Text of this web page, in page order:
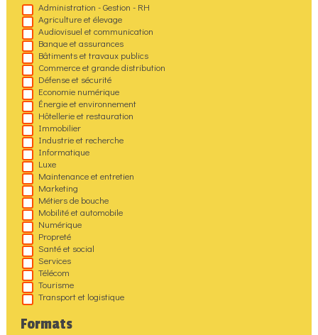
Administration - Gestion - RH
Agriculture et élevage
Audiovisuel et communication
Banque et assurances
Bâtiments et travaux publics
Commerce et grande distribution
Défense et sécurité
Economie numérique
Énergie et environnement
Hôtellerie et restauration
Immobilier
Industrie et recherche
Informatique
Luxe
Maintenance et entretien
Marketing
Métiers de bouche
Mobilité et automobile
Numérique
Propreté
Santé et social
Services
Télécom
Tourisme
Transport et logistique
Formats